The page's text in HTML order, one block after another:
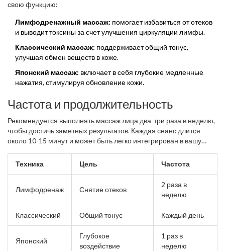
свою функцию:
Лимфодренажный массаж: помогает избавиться от отеков
и выводит токсины за счет улучшения циркуляции лимфы.
Классический массаж: поддерживает общий тонус,
улучшая обмен веществ в коже.
Японский массаж: включает в себя глубокие медленные
нажатия, стимулируя обновление кожи.
Частота и продолжительность
Рекомендуется выполнять массаж лица два-три раза в неделю,
чтобы достичь заметных результатов. Каждая сеанс длится
около 10-15 минут и может быть легко интегрирован в вашу
Техника
Цель Частота
Лимфодренаж Снятие отеков
2 раза в
неделю
Классический Общий тонус Каждый день
Японский
Глубокое
воздействие
1 раз в
неделю